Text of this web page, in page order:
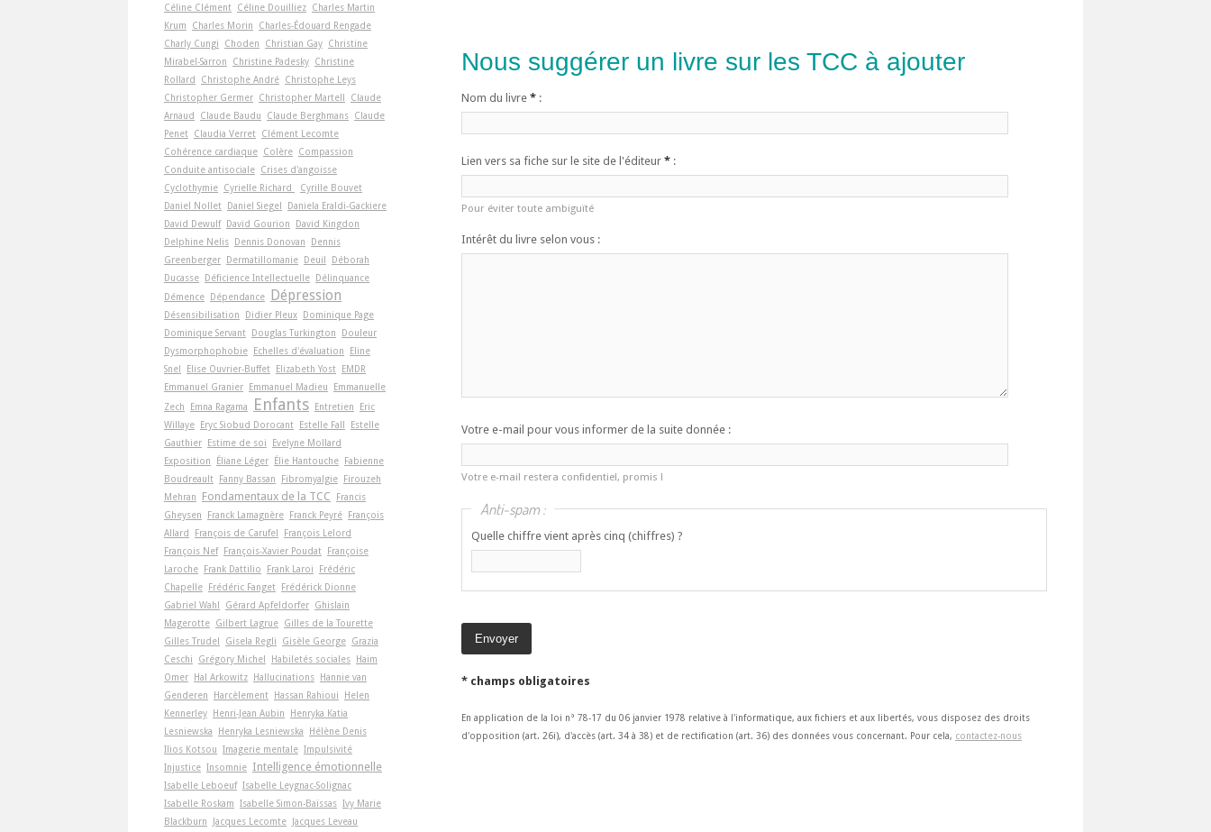
Nous suggérer un livre sur les TCC à ajouter
Nom du livre * :
Lien vers sa fiche sur le site de l'éditeur * :
Pour éviter toute ambiguïté
Intérêt du livre selon vous :
Votre e-mail pour vous informer de la suite donnée :
Votre e-mail restera confidentiel, promis !
Anti-spam :
Quelle chiffre vient après cinq (chiffres) ?
* champs obligatoires
En application de la loi n° 78-17 du 06 janvier 1978 relative à l'informatique, aux fichiers et aux libertés, vous disposez des droits
d'opposition (art. 26i), d'accès (art. 34 à 38) et de rectification (art. 36) des données vous concernant. Pour cela, contactez-nous
Céline Clément Céline Douilliez Charles Martin
Krum
Charles Morin
Charles-Édouard Rengade
Charly Cungi
Choden Christian Gay Christine
Mirabel-Sarron
Christine Padesky Christine
Rollard
Christophe André Christophe Leys
Christopher Germer Christopher Martell
Claude
Arnaud
Claude Baudu Claude Berghmans Claude
Penet Claudia Verret Clément Lecomte
Cohérence cardiaque Colère Compassion
Conduite antisociale Crises d'angoisse
Cyclothymie Cyrielle Richard
Cyrille Bouvet
Daniel Nollet Daniel Siegel
Daniela Eraldi-Gackiere
David Dewulf David Gourion
David Kingdon
Delphine Nelis Dennis Donovan
Dennis
Greenberger Dermatillomanie Deuil
Déborah
Ducasse Déficience Intellectuelle Délinquance
Démence Dépendance Dépression
Désensibilisation Didier Pleux Dominique Page
Dominique Servant Douglas Turkington
Douleur
Dysmorphophobie Echelles d'évaluation
Eline
Snel
Elise Ouvrier-Buffet Elizabeth Yost EMDR
Emmanuel Granier Emmanuel Madieu
Emmanuelle
Zech
Emna Ragama Enfants Entretien
Eric
Willaye Eryc Siobud Dorocant Estelle Fall
Estelle
Gauthier Estime de soi
Evelyne Mollard
Exposition
Éliane Léger Élie Hantouche Fabienne
Boudreault Fanny Bassan Fibromyalgie Firouzeh
Mehran
Fondamentaux de la TCC
Francis
Gheysen
Franck Lamagnère Franck Peyré François
Allard
François de Carufel
François Lelord
François Nef François-Xavier Poudat Françoise
Laroche Frank Dattilio Frank Laroi
Frédéric
Chapelle Frédéric Fanget Frédérick Dionne
Gabriel Wahl
Gérard Apfeldorfer Ghislain
Magerotte Gilbert Lagrue Gilles de la Tourette
Gilles Trudel
Gisela Regli Gisèle George Grazia
Ceschi
Grégory Michel Habiletés sociales Haim
Omer Hal Arkowitz Hallucinations Hannie van
Genderen
Harcèlement Hassan Rahioui
Helen
Kennerley Henri-Jean Aubin
Henryka Katia
Lesniewska
Henryka Lesniewska
Hélène Denis
Ilios Kotsou Imagerie mentale Impulsivité
Injustice Insomnie Intelligence émotionnelle
Isabelle Leboeuf Isabelle Leygnac-Solignac
Isabelle Roskam Isabelle Simon-Baïssas Ivy Marie
Blackburn
Jacques Lecomte Jacques Leveau